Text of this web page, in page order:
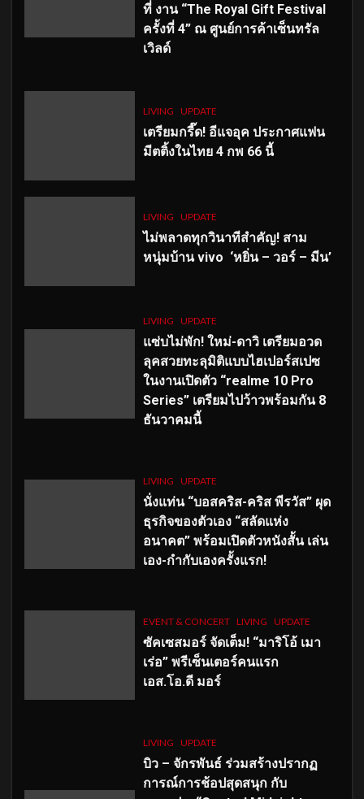
ที่ งาน “The Royal Gift Festival
ครั้งที่ 4” ณ ศูนย์การค้าเซ็นทรัล
เวิลด์
LIVING UPDATE
เตรียมกรี๊ด! อีแจอุค ประกาศแฟน
มีตติ้งในไทย 4 กพ 66 นี้
LIVING UPDATE
ไม่พลาดทุกวินาทีสำคัญ! สาม
หนุ่มบ้าน vivo ‘หยิ่น – วอร์ – มีน’
LIVING UPDATE
แซ่บไม่พัก! ใหม่-ดาวิ เตรียมอวด
ลุคสวยทะลุมิติแบบไฮเปอร์สเปซ
ในงานเปิดตัว “realme 10 Pro
Series” เตรียมไปว้าวพร้อมกัน 8
ธันวาคมนี้
LIVING UPDATE
นั่งแท่น “บอสคริส-คริส พีรวัส” ผุด
ธุรกิจของตัวเอง “สลัดแห่ง
อนาคต” พร้อมเปิดตัวหนังสั้น เล่น
เอง-กำกับเองครั้งแรก!
EVENT & CONCERT LIVING UPDATE
ซัคเซสมอร์ จัดเต็ม! “มาริโอ้ เมา
เร่อ” พรีเซ็นเตอร์คนแรก
เอส.โอ.ดี มอร์
LIVING UPDATE
บิว – จักรพันธ์ ร่วมสร้างปรากฏ
การณ์การช้อปสุดสนุก กับ